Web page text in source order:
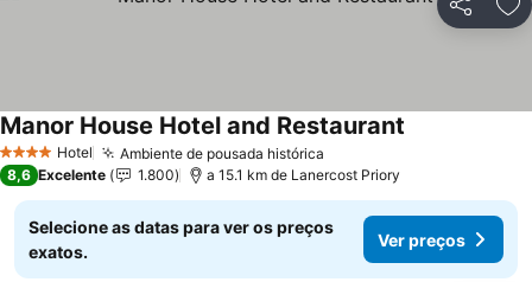
Partilhar
4 EstrelasHotel Ambiente de pousada histórica
Manor House Hotel and Restaurant
8,6 Excelente 1.800 a 15.1 km de Lanercost Priory
Selecione as datas para ver os preços
exatos.
Ver preços